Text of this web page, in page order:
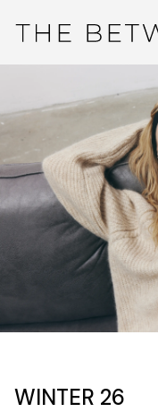
WINTER 26